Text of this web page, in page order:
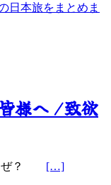
日本旅をまとめま
様へ /致欲
なぜ？ […]